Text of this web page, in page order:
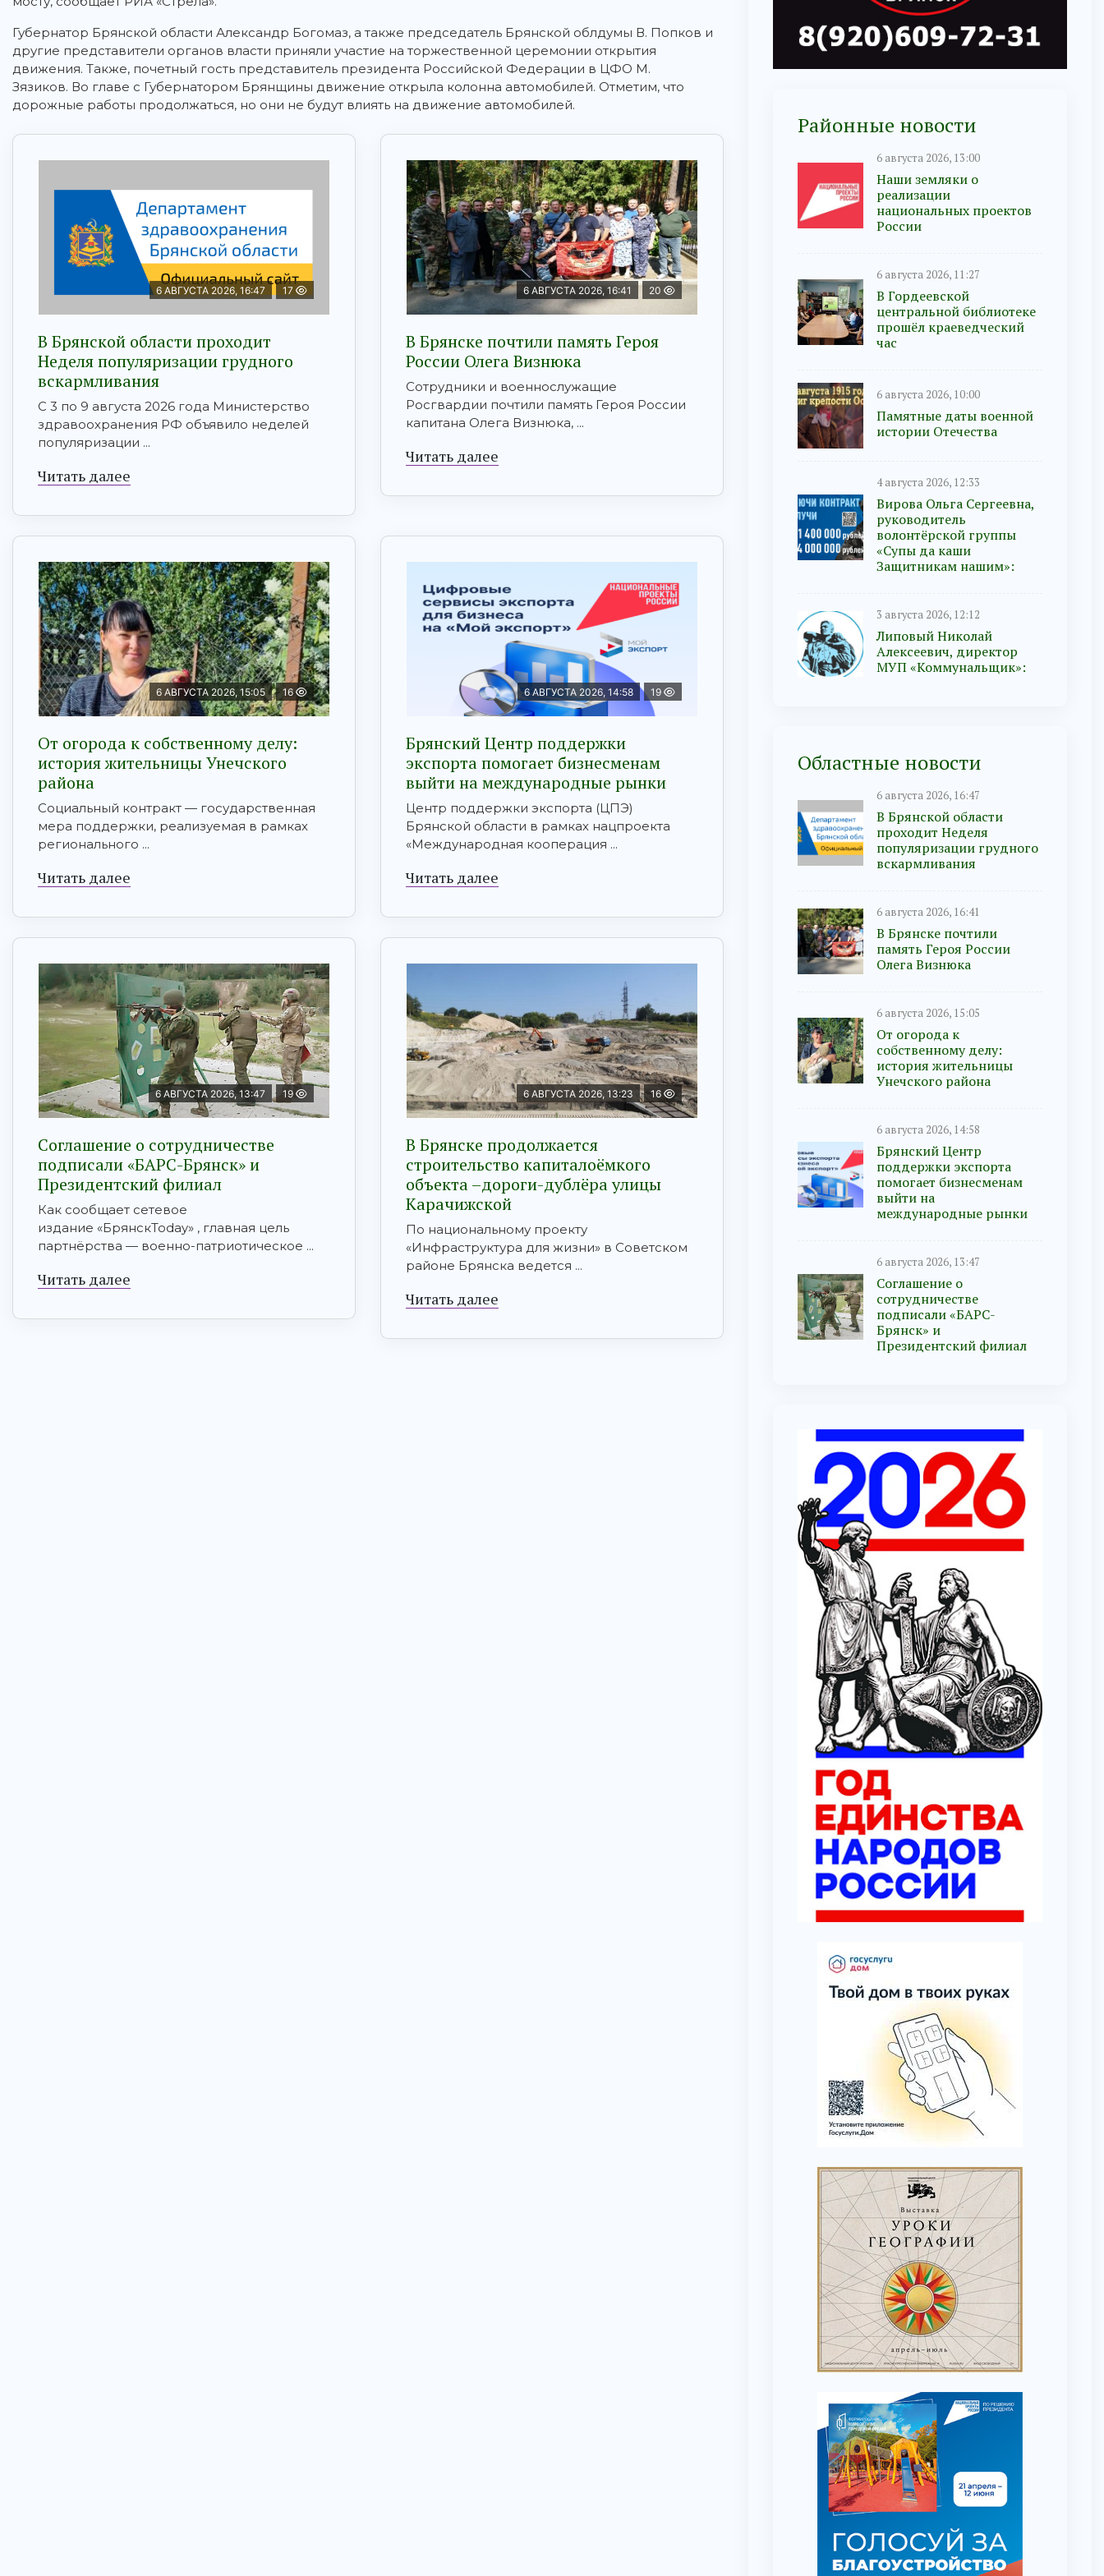
Губернатор Брянской области Александр Богомаз, а также председатель Брянской облдумы В. Попков и
другие представители органов власти приняли участие на торжественной церемонии открытия
движения. Также, почетный гость представитель президента Российской Федерации в ЦФО М.
Зязиков. Во главе с Губернатором Брянщины движение открыла колонна автомобилей. Отметим, что
дорожные работы продолжаться, но они не будут влиять на движение автомобилей.
6 АВГУСТА 2026, 16:47 17
В Брянской области проходит
Неделя популяризации грудного
вскармливания
С 3 по 9 августа 2026 года Министерство
здравоохранения РФ объявило неделей
популяризации ...
Читать далее
6 АВГУСТА 2026, 16:41 20
В Брянске почтили память Героя
России Олега Визнюка
Сотрудники и военнослужащие
Росгвардии почтили память Героя России
капитана Олега Визнюка, ...
Читать далее
6 АВГУСТА 2026, 15:05 16
От огорода к собственному делу:
история жительницы Унечского
района
Социальный контракт — государственная
мера поддержки, реализуемая в рамках
регионального ...
Читать далее
6 АВГУСТА 2026, 14:58 19
Брянский Центр поддержки
экспорта помогает бизнесменам
выйти на международные рынки
Центр поддержки экспорта (ЦПЭ)
Брянской области в рамках нацпроекта
«Международная кооперация ...
Читать далее
6 АВГУСТА 2026, 13:47 19
Соглашение о сотрудничестве
подписали «БАРС-Брянск» и
Президентский филиал
Как сообщает сетевое
издание «БрянскToday» , главная цель
партнёрства — военно-патриотическое ...
Читать далее
6 АВГУСТА 2026, 13:23 16
В Брянске продолжается
строительство капиталоёмкого
объекта –дороги-дублёра улицы
Карачижской
По национальному проекту
«Инфраструктура для жизни» в Советском
районе Брянска ведется ...
Читать далее
Районные новости
6 августа 2026, 13:00
Наши земляки о
реализации
национальных проектов
России
6 августа 2026, 11:27
В Гордеевской
центральной библиотеке
прошёл краеведческий
час
6 августа 2026, 10:00
Памятные даты военной
истории Отечества
4 августа 2026, 12:33
Вирова Ольга Сергеевна,
руководитель
волонтёрской группы
«Супы да каши
Защитникам нашим»:
3 августа 2026, 12:12
Липовый Николай
Алексеевич, директор
МУП «Коммунальщик»:
Областные новости
6 августа 2026, 16:47
В Брянской области
проходит Неделя
популяризации грудного
вскармливания
6 августа 2026, 16:41
В Брянске почтили
память Героя России
Олега Визнюка
6 августа 2026, 15:05
От огорода к
собственному делу:
история жительницы
Унечского района
6 августа 2026, 14:58
Брянский Центр
поддержки экспорта
помогает бизнесменам
выйти на
международные рынки
6 августа 2026, 13:47
Соглашение о
сотрудничестве
подписали «БАРС-
Брянск» и
Президентский филиал